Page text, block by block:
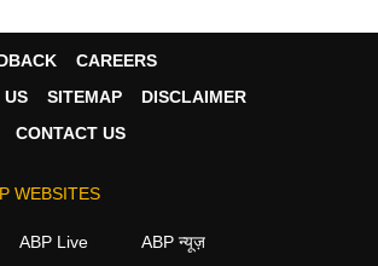
CAREERS
US
SITEMAP
DISCLAIMER
CONTACT US
WEBSITES
ABP Live
ABP न्यूज़